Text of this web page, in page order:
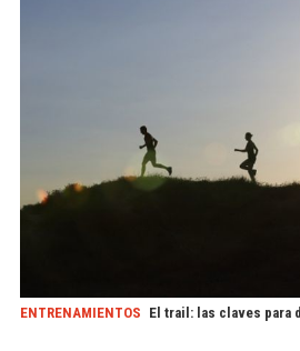
ENTRENAMIENTOS El trail: las claves para